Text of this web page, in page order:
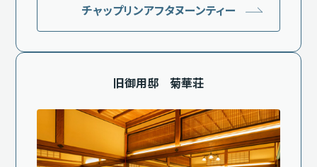
チャップリンアフタヌーンティー
旧御用邸 菊華荘